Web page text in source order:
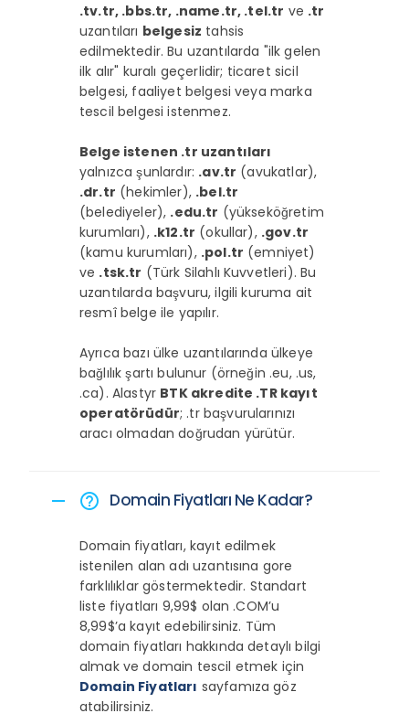
.tv.tr, .bbs.tr, .name.tr, .tel.tr ve .tr
uzantıları belgesiz tahsis
edilmektedir. Bu uzantılarda "ilk gelen
ilk alır" kuralı geçerlidir; ticaret sicil
belgesi, faaliyet belgesi veya marka
tescil belgesi istenmez.
Belge istenen .tr uzantıları
yalnızca şunlardır: .av.tr (avukatlar),
.dr.tr (hekimler), .bel.tr
(belediyeler), .edu.tr (yükseköğretim
kurumları), .k12.tr (okullar), .gov.tr
(kamu kurumları), .pol.tr (emniyet)
ve .tsk.tr (Türk Silahlı Kuvvetleri). Bu
uzantılarda başvuru, ilgili kuruma ait
resmî belge ile yapılır.
Ayrıca bazı ülke uzantılarında ülkeye
bağlılık şartı bulunur (örneğin .eu, .us,
.ca). Alastyr BTK akredite .TR kayıt
operatörüdür; .tr başvurularınızı
aracı olmadan doğrudan yürütür.
remove help_outline Domain Fiyatları Ne Kadar?
Domain fiyatları, kayıt edilmek
istenilen alan adı uzantısına gore
farklılıklar göstermektedir. Standart
liste fiyatları 9,99$ olan .COM’u
8,99$’a kayıt edebilirsiniz. Tüm
domain fiyatları hakkında detaylı bilgi
almak ve domain tescil etmek için
Domain Fiyatları sayfamıza göz
atabilirsiniz.